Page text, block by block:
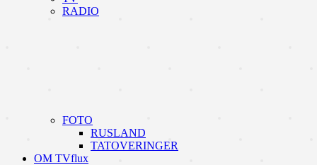
RADIO
FOTO
RUSLAND
TATOVERINGER
OM TVflux